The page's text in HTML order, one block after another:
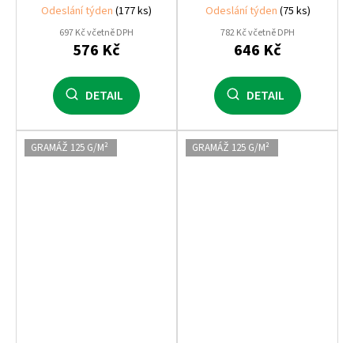
Odeslání týden (177 ks)
697 Kč včetně DPH
576 Kč
DETAIL
Odeslání týden (75 ks)
782 Kč včetně DPH
646 Kč
DETAIL
GRAMÁŽ 125 G/M² GRAMÁŽ 125 G/M²